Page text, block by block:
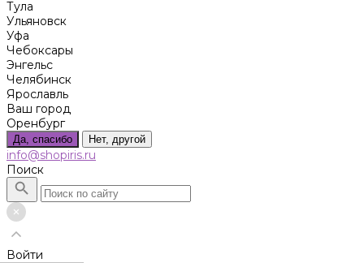
Тула
Ульяновск
Уфа
Чебоксары
Энгельс
Челябинск
Ярославль
Ваш город
Оренбург
Да, спасибо Нет, другой
info@shopiris.ru
Поиск
Войти